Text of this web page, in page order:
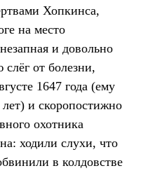
Хопкинса,
на место
и довольно
от болезни,
1647 года (ему
и скоропостижно
охотника
ходили слухи, что
в колдовстве